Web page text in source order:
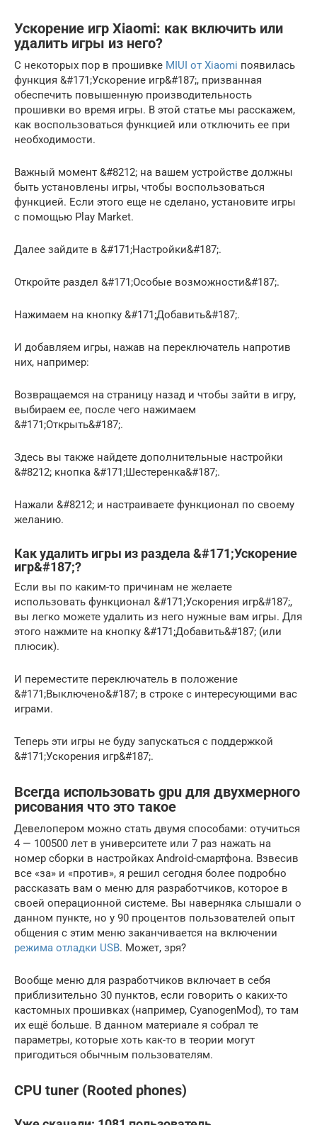
Ускорение игр Xiaomi: как включить или
удалить игры из него?
С некоторых пор в прошивке MIUI от Xiaomi появилась
функция &#171;Ускорение игр&#187;, призванная
обеспечить повышенную производительность
прошивки во время игры. В этой статье мы расскажем,
как воспользоваться функцией или отключить ее при
необходимости.
Важный момент &#8212; на вашем устройстве должны
быть установлены игры, чтобы воспользоваться
функцией. Если этого еще не сделано, установите игры
с помощью Play Market.
Далее зайдите в &#171;Настройки&#187;.
Откройте раздел &#171;Особые возможности&#187;.
Нажимаем на кнопку &#171;Добавить&#187;.
И добавляем игры, нажав на переключатель напротив
них, например:
Возвращаемся на страницу назад и чтобы зайти в игру,
выбираем ее, после чего нажимаем
&#171;Открыть&#187;.
Здесь вы также найдете дополнительные настройки
&#8212; кнопка &#171;Шестеренка&#187;.
Нажали &#8212; и настраиваете функционал по своему
желанию.
Как удалить игры из раздела &#171;Ускорение
игр&#187;?
Если вы по каким-то причинам не желаете
использовать функционал &#171;Ускорения игр&#187;,
вы легко можете удалить из него нужные вам игры. Для
этого нажмите на кнопку &#171;Добавить&#187; (или
плюсик).
И переместите переключатель в положение
&#171;Выключено&#187; в строке с интересующими вас
играми.
Теперь эти игры не буду запускаться с поддержкой
&#171;Ускорения игр&#187;.
Всегда использовать gpu для двухмерного
рисования что это такое
Девелопером можно стать двумя способами: отучиться
4 — 100500 лет в университете или 7 раз нажать на
номер сборки в настройках Android-смартфона. Взвесив
все «за» и «против», я решил сегодня более подробно
рассказать вам о меню для разработчиков, которое в
своей операционной системе. Вы наверняка слышали о
данном пункте, но у 90 процентов пользователей опыт
общения с этим меню заканчивается на включении
режима отладки USB. Может, зря?
Вообще меню для разработчиков включает в себя
приблизительно 30 пунктов, если говорить о каких-то
кастомных прошивках (например, CyanogenMod), то там
их ещё больше. В данном материале я собрал те
параметры, которые хоть как-то в теории могут
пригодиться обычным пользователям.
CPU tuner (Rooted phones)